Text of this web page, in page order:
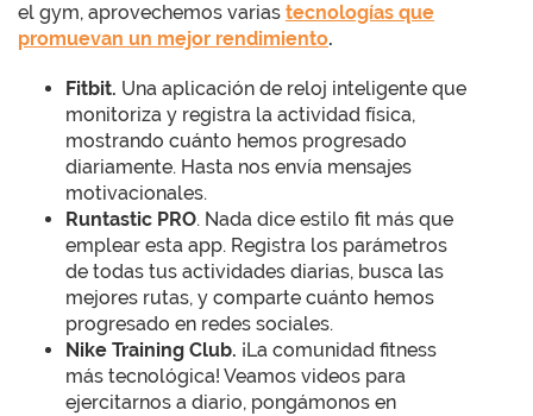
el gym, aprovechemos varias tecnologías que
promuevan un mejor rendimiento.
Fitbit. Una aplicación de reloj inteligente que
monitoriza y registra la actividad física,
mostrando cuánto hemos progresado
diariamente. Hasta nos envía mensajes
motivacionales.
Runtastic PRO. Nada dice estilo fit más que
emplear esta app. Registra los parámetros
de todas tus actividades diarias, busca las
mejores rutas, y comparte cuánto hemos
progresado en redes sociales.
Nike Training Club. ¡La comunidad fitness
más tecnológica! Veamos videos para
ejercitarnos a diario, pongámonos en